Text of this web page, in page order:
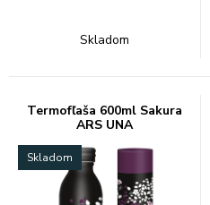
Skladom
Termofľaša 600ml Sakura
ARS UNA
Skladom